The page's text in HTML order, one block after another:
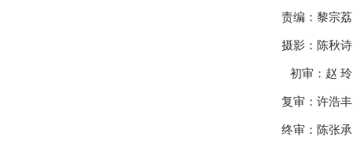
责编： 黎宗荔
摄影：陈秋诗
初审：赵 玲
复审：许浩丰
终审：陈张承